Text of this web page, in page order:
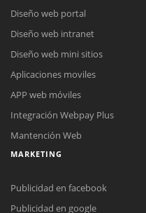
Diseño web portal
Diseño web intranet
Diseño web mini sitios
Aplicaciones moviles
APP web móviles
Integración Webpay Plus
Mantención Web
MARKETING
Publicidad en facebook
Publicidad en google